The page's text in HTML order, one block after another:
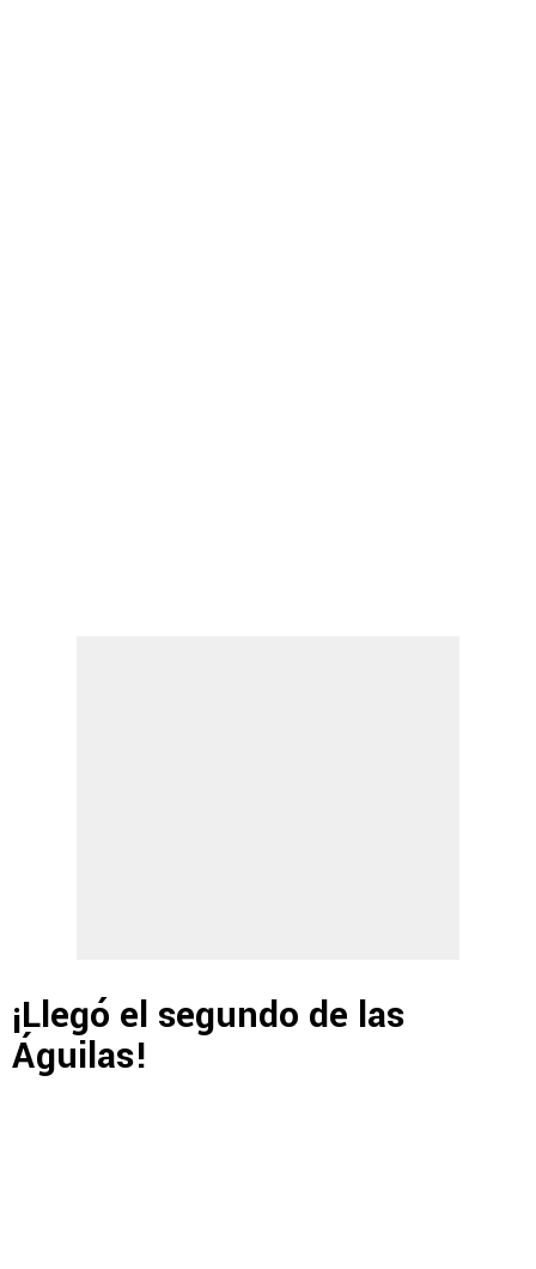
¡Llegó el segundo de las
Águilas!